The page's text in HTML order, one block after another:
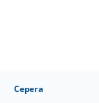
Серега